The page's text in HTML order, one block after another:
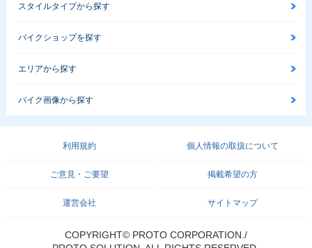
スタイルタイプから探す
バイクショップを探す
エリアから探す
バイク画像から探す
利用規約 個人情報の取扱について
ご意見・ご要望 掲載希望の方
運営会社 サイトマップ
COPYRIGHT© PROTO CORPORATION./